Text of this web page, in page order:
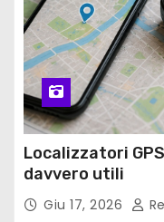
Localizzatori
davvero utili
Giu 17, 2026